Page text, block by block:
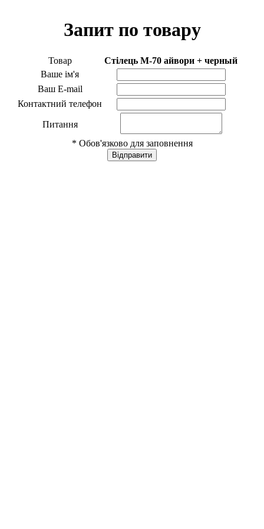
Запит по товару
Товар
Cтілець M-70 айвори + черный
Ваше ім'я
Ваш E-mail
Контактний телефон
Питання
* Обов'язково для заповнення
Відправити